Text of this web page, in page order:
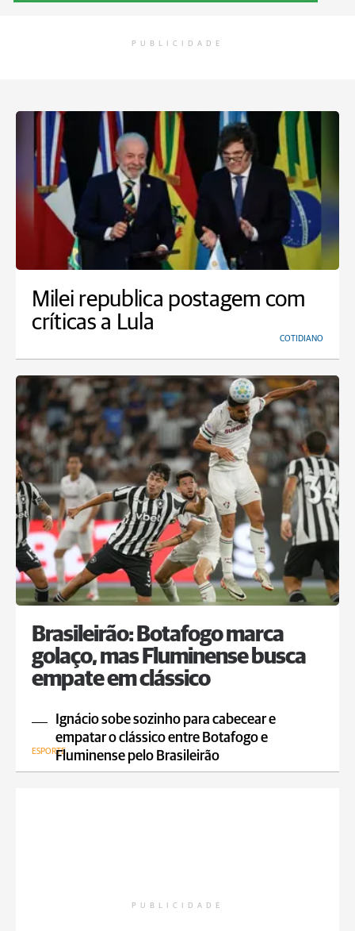
PUBLICIDADE
Milei republica postagem com
críticas a Lula
COTIDIANO
Brasileirão: Botafogo marca
golaço, mas Fluminense busca
empate em clássico
Ignácio sobe sozinho para cabecear e
empatar o clássico entre Botafogo e
Fluminense pelo Brasileirão
ESPORTE
PUBLICIDADE